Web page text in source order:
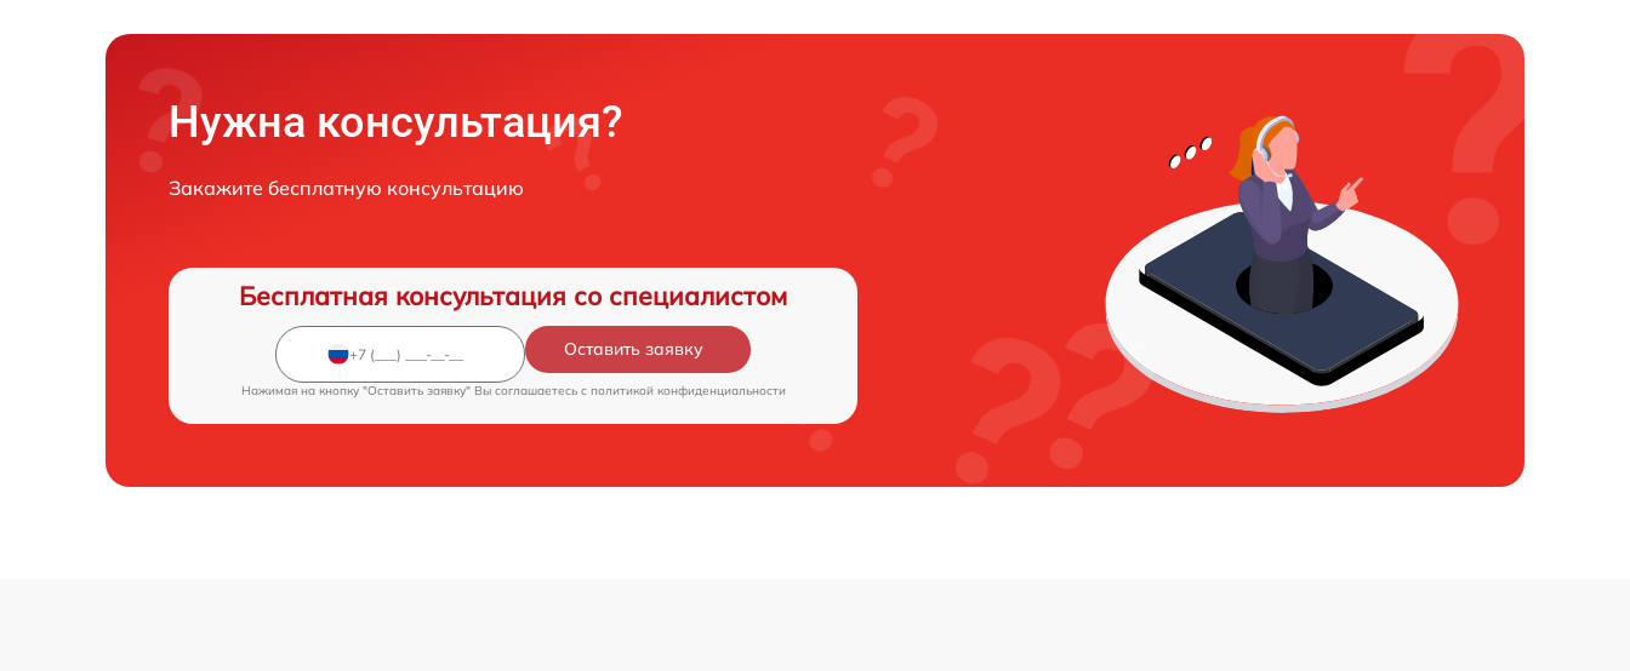
Нужна консультация?
Закажите бесплатную консультацию
Бесплатная консультация со специалистом
Оставить заявку
Нажимая на кнопку "Оставить заявку" Вы соглашаетесь c политикой конфиденциальности